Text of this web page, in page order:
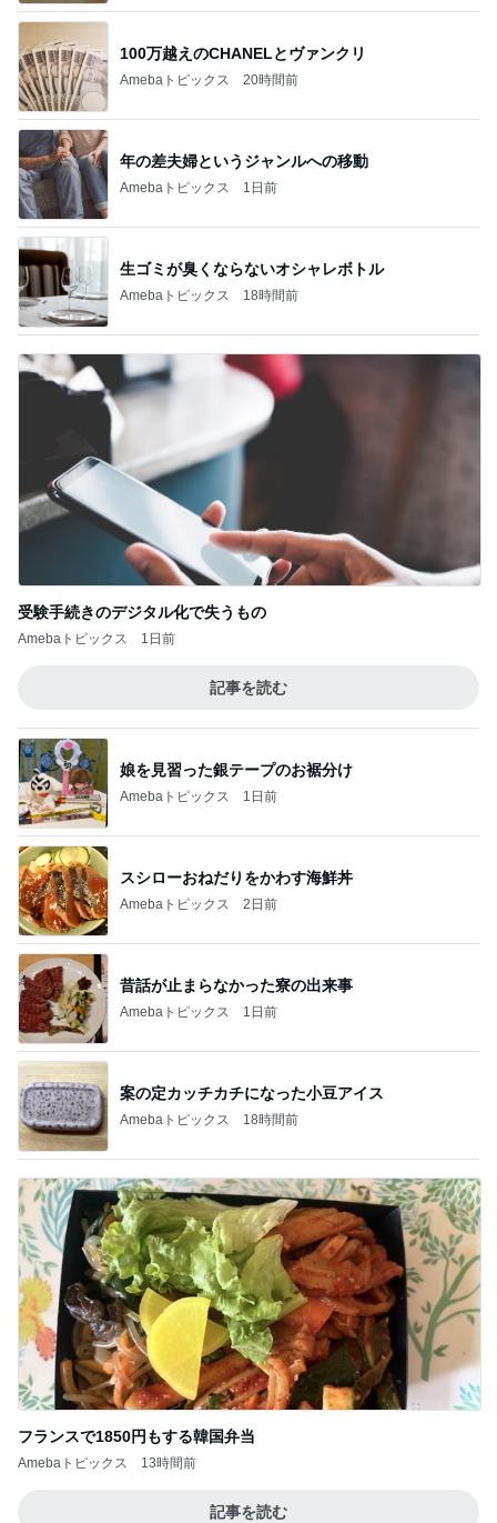
100万越えのCHANELとヴァンクリ
Amebaトピックス 20時間前
年の差夫婦というジャンルへの移動
Amebaトピックス 1日前
生ゴミが臭くならないオシャレボトル
Amebaトピックス 18時間前
受験手続きのデジタル化で失うもの
Amebaトピックス 1日前
記事を読む
娘を見習った銀テープのお裾分け
Amebaトピックス 1日前
スシローおねだりをかわす海鮮丼
Amebaトピックス 2日前
昔話が止まらなかった寮の出来事
Amebaトピックス 1日前
案の定カッチカチになった小豆アイス
Amebaトピックス 18時間前
フランスで1850円もする韓国弁当
Amebaトピックス 13時間前
記事を読む